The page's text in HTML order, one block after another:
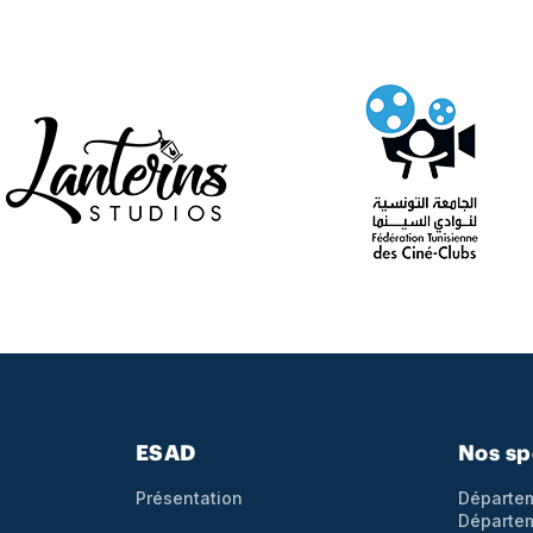
Pied de page
ESAD
Présentation
Nos